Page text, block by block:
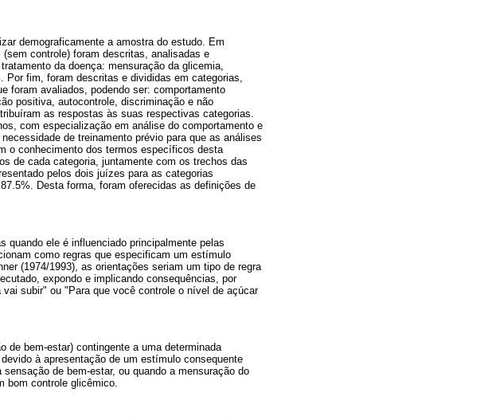
demograficamente a amostra do estudo. Em
controle) foram descritas, analisadas e
da doença: mensuração da glicemia,
fim, foram descritas e divididas em categorias,
foram avaliados, podendo ser: comportamento
positiva, autocontrole, discriminação e não
as respostas às suas respectivas categorias.
com especialização em análise do comportamento e
de treinamento prévio para que as análises
o conhecimento dos termos específicos desta
de cada categoria, juntamente com os trechos das
pelos dois juízes para as categorias
Desta forma, foram oferecidas as definições de
quando ele é influenciado principalmente pelas
como regras que especificam um estímulo
(1974/1993), as orientações seriam um tipo de regra
expondo e implicando consequências, por
subir" ou "Para que você controle o nível de açúcar
de bem-estar) contingente a uma determinada
à apresentação de um estímulo consequente
de bem-estar, ou quando a mensuração do
bom controle glicêmico.